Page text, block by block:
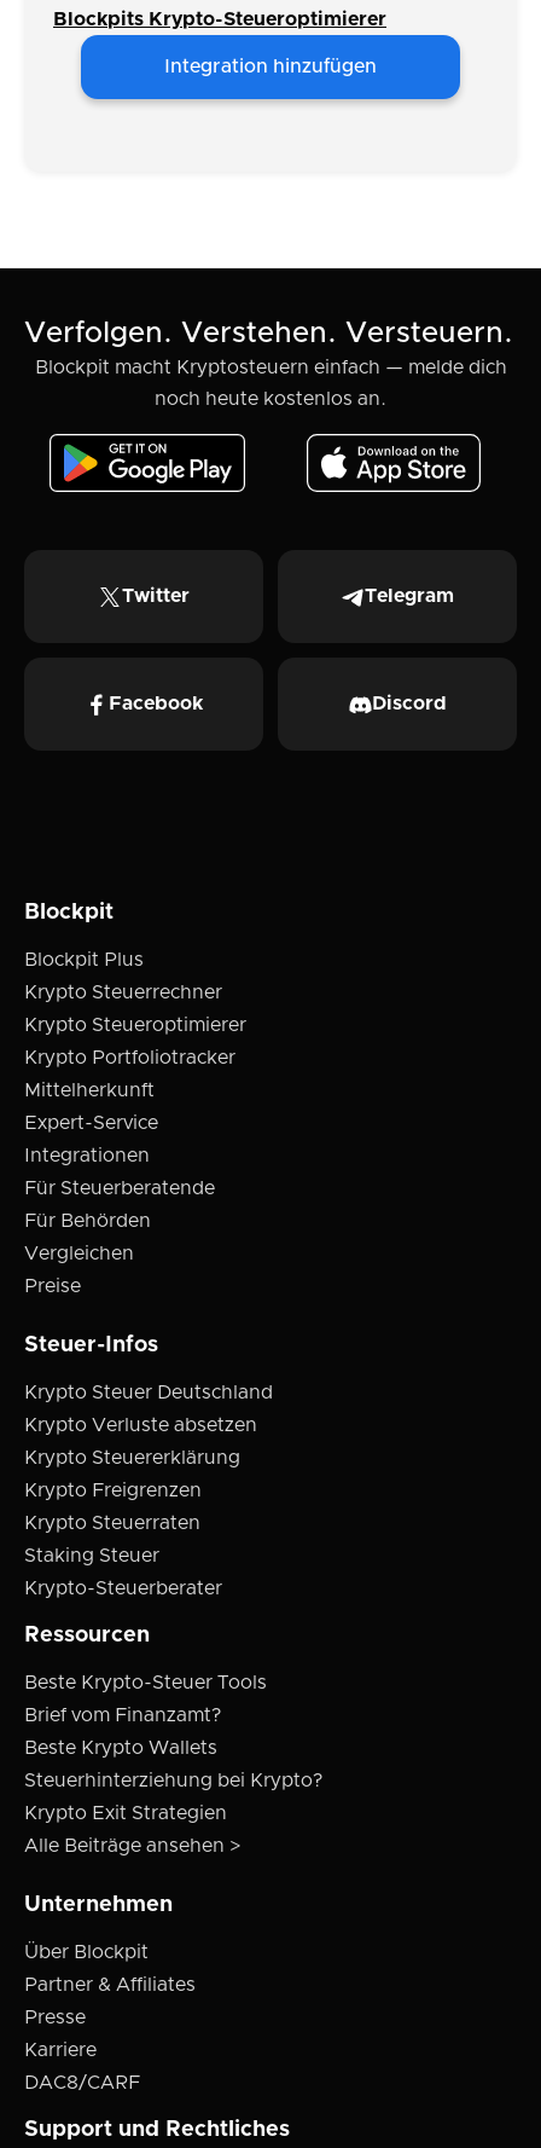
Blockpits Krypto-Steueroptimierer
Integration hinzufügen
Verfolgen. Verstehen. Versteuern.
Blockpit macht Kryptosteuern einfach — melde dich
noch heute kostenlos an.
Twitter Telegram
Facebook Discord
Blockpit
Blockpit Plus
Krypto Steuerrechner
Krypto Steueroptimierer
Krypto Portfoliotracker
Mittelherkunft
Expert-Service
Integrationen
Für Steuerberatende
Für Behörden
Vergleichen
Preise
Steuer-Infos
Krypto Steuer Deutschland
Krypto Verluste absetzen
Krypto Steuererklärung
Krypto Freigrenzen
Krypto Steuerraten
Staking Steuer
Krypto-Steuerberater
Ressourcen
Beste Krypto-Steuer Tools
Brief vom Finanzamt?
Beste Krypto Wallets
Steuerhinterziehung bei Krypto?
Krypto Exit Strategien
Alle Beiträge ansehen >
Unternehmen
Über Blockpit
Partner & Affiliates
Presse
Karriere
DAC8/CARF
Support und Rechtliches